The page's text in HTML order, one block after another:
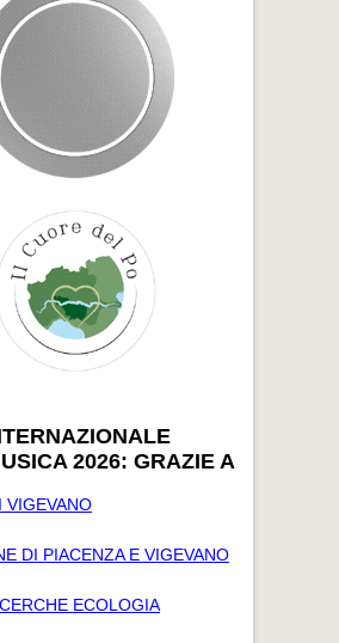
2026: GRAZIE A
VIGEVANO
DI PIACENZA E VIGEVANO
ECOLOGIA